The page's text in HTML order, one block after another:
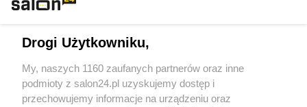
Sport
Społeczeństwo
Drogi Użytkowniku,
My, naszych 1160 zaufanych partnerów oraz inne
podmioty z salon24.pl uzyskujemy dostęp i
przechowujemy informacje na urządzeniu oraz